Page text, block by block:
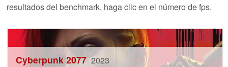
resultados del benchmark, haga clic en el número de fps.
Cyberpunk 2077 2023